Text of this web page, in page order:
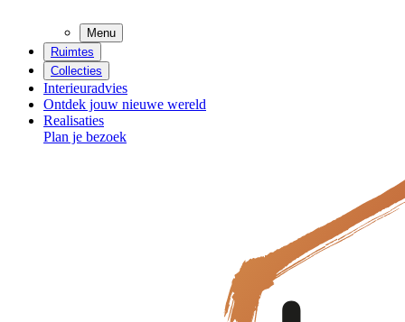
Menu
Ruimtes
Collecties
Interieuradvies
Ontdek jouw nieuwe wereld
Realisaties
Plan je bezoek